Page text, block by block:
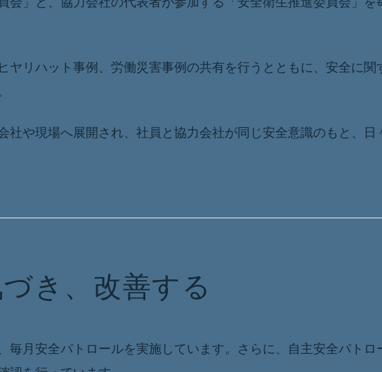
ヤリハット事例、労働災害事例の共有を行うとともに、安全に関
社や現場へ展開され、社員と協力会社が同じ安全意識のもと、日
き、改善する
毎月安全パトロールを実施しています。さらに、自主安全パトロ